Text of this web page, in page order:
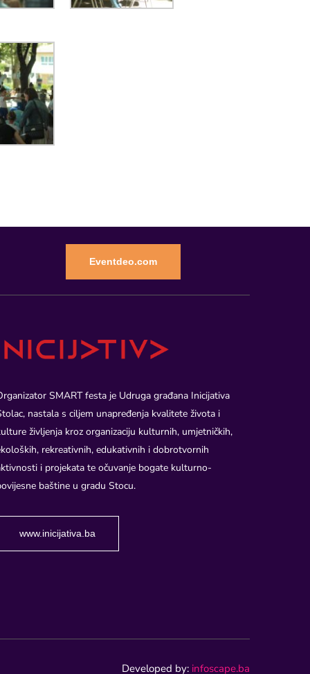
Eventdeo.com
SMART festa je Udruga građana Inicijativa
nastala s ciljem unapređenja kvalitete života i
življenja kroz organizaciju kulturnih, umjetničkih,
rekreativnih, edukativnih i dobrotvornih
i projekata te očuvanje bogate kulturno-
baštine u gradu Stocu.
www.inicijativa.ba
Developed by: infoscape.ba